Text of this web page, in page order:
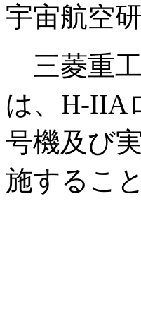
宇宙航空
三菱重工
は、H-IIA
号機及び
施するこ